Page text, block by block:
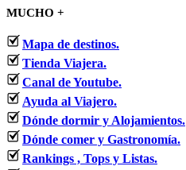
MUCHO +
Mapa de destinos.
Tienda Viajera.
Canal de Youtube.
Ayuda al Viajero.
Dónde dormir y Alojamientos.
Dónde comer y Gastronomía.
Rankings , Tops y Listas.